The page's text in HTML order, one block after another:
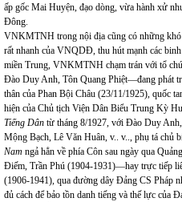
ấp gốc Mai Huyện, đạo dòng, vừa hành xử
Đông.
VNKMTNH trong nội địa cũng có những khó
rất nhanh của VNQDĐ, thu hút mạnh các
miền Trung, VNKMTNH chạm trán với tổ
Đào Duy Anh, Tôn Quang Phiệt—đang phát
thân của Phan Bội Châu (23/11/1925), quốc
hiện của Chủ tịch Viện Dân Biểu Trung Kỳ
Tiếng Dân từ tháng 8/1927, với Đào Duy
Mộng Bạch, Lê Văn Huân, v.. v.., phụ tá chủ
Nam ngả hẳn về phía Côn sau ngày qua
Điếm, Trần Phú (1904-1931)—hay trực tiếp
(1906-1941), qua đường dây Đảng CS
đủ cách để bảo tồn danh tiếng và thế lực của